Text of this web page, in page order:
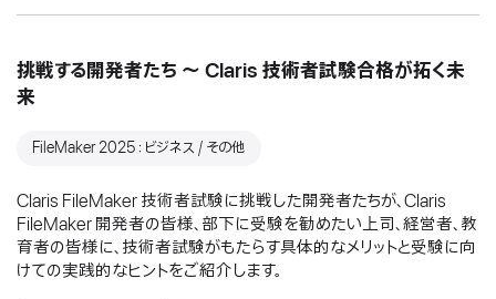
挑戦する開発者たち 〜 Claris 技術者試験合格が拓く未
来
FileMaker 2025：ビジネス / その他
Claris FileMaker 技術者試験に挑戦した開発者たちが、Claris
FileMaker 開発者の皆様、部下に受験を勧めたい上司、経営者、教
育者の皆様に、技術者試験がもたらす具体的なメリットと受験に向
けての実践的なヒントをご紹介します。